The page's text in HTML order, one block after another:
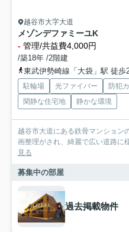
越谷市大字大道
メゾンデファミーユK
- 管理/共益費4,000円
/築18年 /2階建
東武伊勢崎線「大袋」駅 徒歩
駐輪場 光ファイバー 防犯
閑静な住宅地
静かな環境
越谷市大道にある鉄骨マンション
画整理がされ、綺麗で広い道路に
見る
募集中の部屋
過去掲載物件